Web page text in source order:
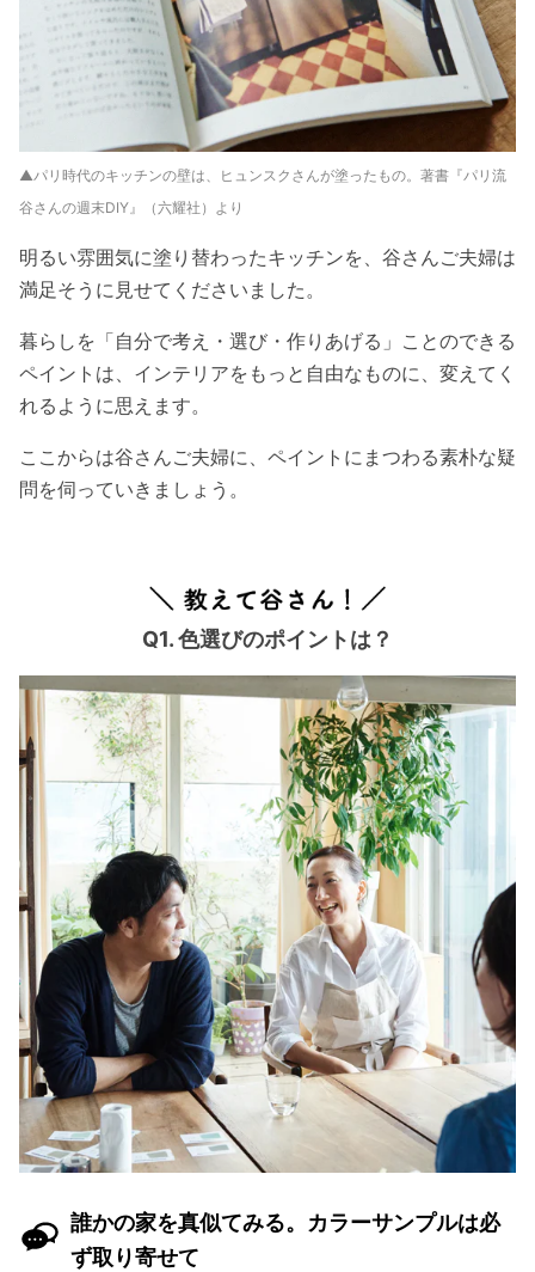
▲パリ時代のキッチンの壁は、ヒュンスクさんが塗ったもの。著書『パリ流
谷さんの週末DIY』（六耀社）より
明るい雰囲気に塗り替わったキッチンを、谷さんご夫婦は
満足そうに見せてくださいました。
暮らしを「自分で考え・選び・作りあげる」ことのできる
ペイントは、インテリアをもっと自由なものに、変えてく
れるように思えます。
ここからは谷さんご夫婦に、ペイントにまつわる素朴な疑
問を伺っていきましょう。
Q1. 色選びのポイントは？
誰かの家を真似てみる。カラーサンプルは必
ず取り寄せて